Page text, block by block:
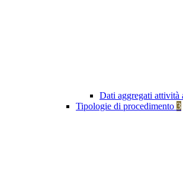
Dati aggregati attività
Tipologie di procedimento 3